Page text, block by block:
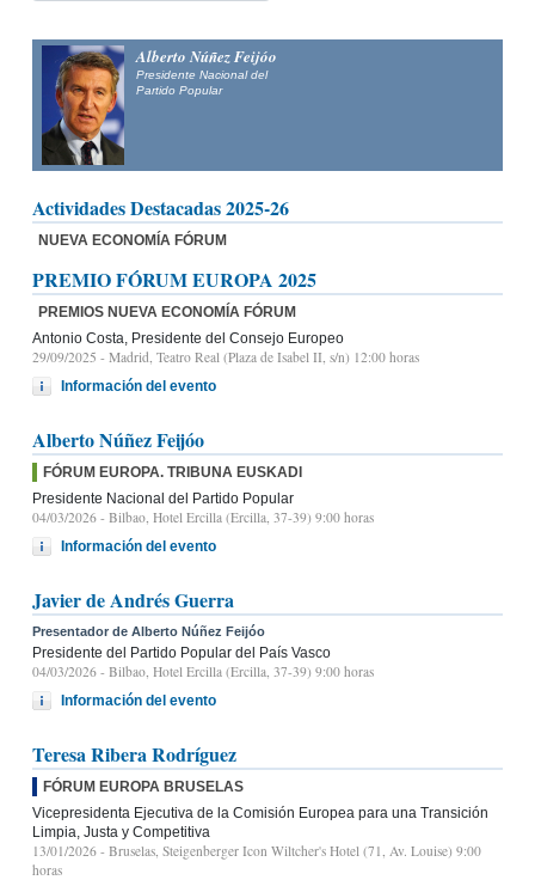
Alberto Núñez Feijóo
Presidente Nacional del
Partido Popular
Actividades Destacadas 2025-26
NUEVA ECONOMÍA FÓRUM
PREMIO FÓRUM EUROPA 2025
PREMIOS NUEVA ECONOMÍA FÓRUM
Antonio Costa, Presidente del Consejo Europeo
29/09/2025 - Madrid, Teatro Real (Plaza de Isabel II, s/n) 12:00 horas
Información del evento
Alberto Núñez Feijóo
FÓRUM EUROPA. TRIBUNA EUSKADI
Presidente Nacional del Partido Popular
04/03/2026 - Bilbao, Hotel Ercilla (Ercilla, 37-39) 9:00 horas
Información del evento
Javier de Andrés Guerra
Presentador de Alberto Núñez Feijóo
Presidente del Partido Popular del País Vasco
04/03/2026 - Bilbao, Hotel Ercilla (Ercilla, 37-39) 9:00 horas
Información del evento
Teresa Ribera Rodríguez
FÓRUM EUROPA BRUSELAS
Vicepresidenta Ejecutiva de la Comisión Europea para una Transición
Limpia, Justa y Competitiva
13/01/2026 - Bruselas, Steigenberger Icon Wiltcher's Hotel (71, Av. Louise) 9:00
horas